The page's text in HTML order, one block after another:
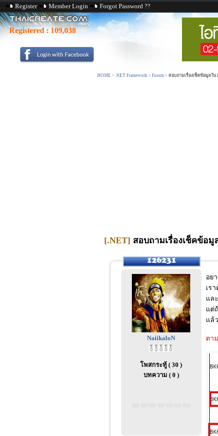
Register Member Login Forgot Password ??
Registered : 109,038
HOME > .NET Framework > Forum > สอบถามเรื่องเช็คข้อมูลใ
[.NET] สอบถามเรื่องเช็คข้อมู
NaiikaloN
โพสกระทู้ ( 30 )
บทความ ( 0 )
อย
เร
แล
แต่
แล้
ตา